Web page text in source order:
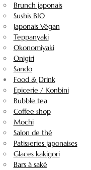
Brunch japonais
Sushis BIO
Japonais Végan
Teppanyaki
Okonomiyaki
Onigiri
Sando
Food & Drink
Epicerie / Konbini
Bubble tea
Coffee shop
Mochi
Salon de thé
Patisseries japonaises
Glaces kakigori
Bars à saké